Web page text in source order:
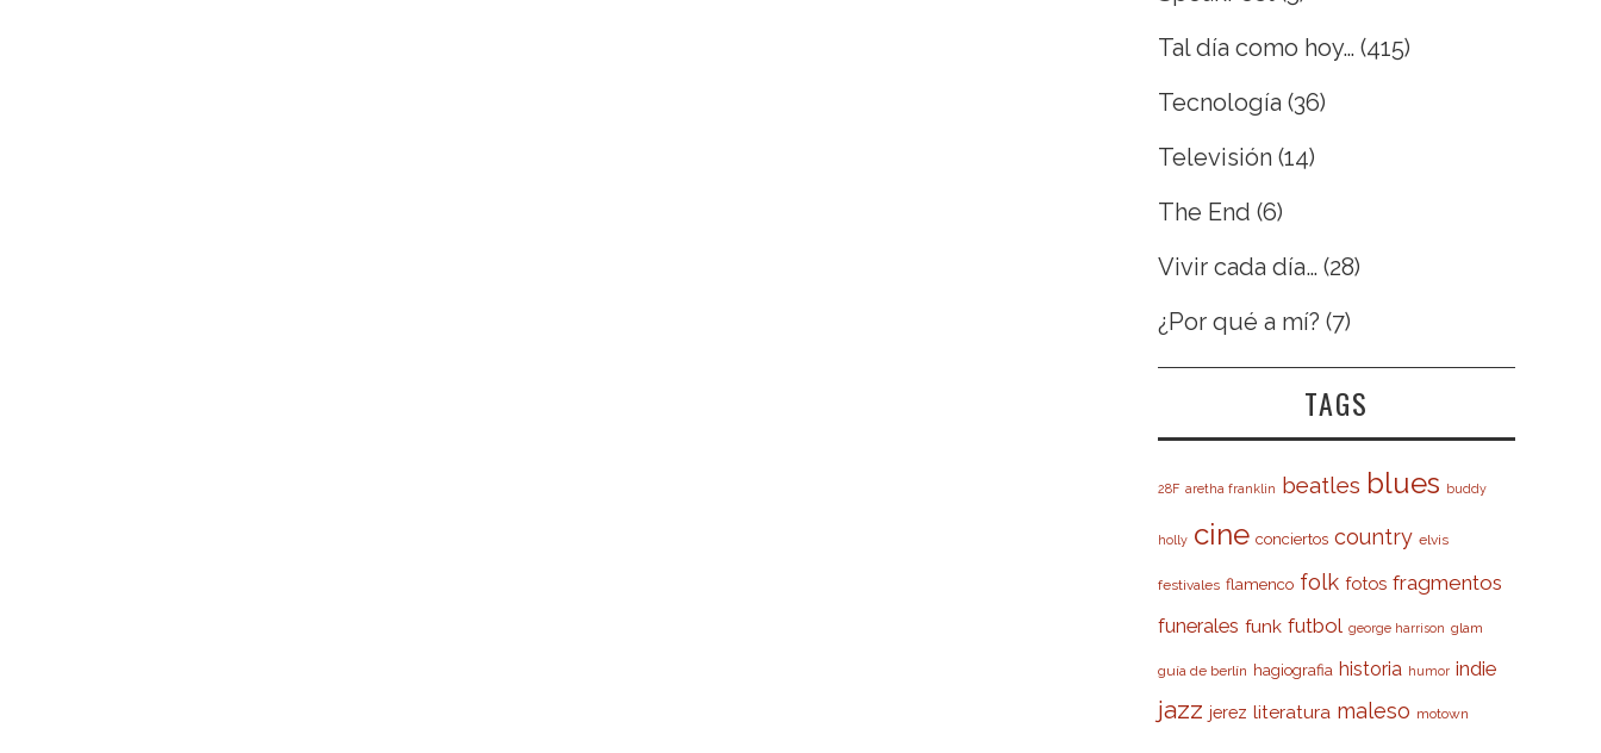
Tal día como hoy… (415)
Tecnología (36)
Televisión (14)
The End (6)
Vivir cada día… (28)
¿Por qué a mí? (7)
TAGS
28F aretha franklin beatles blues buddy
holly cine conciertos country elvis
festivales flamenco folk fotos fragmentos
funerales funk futbol george harrison glam
guía de berlín hagiografia historia humor indie
jazz jerez literatura maleso motown